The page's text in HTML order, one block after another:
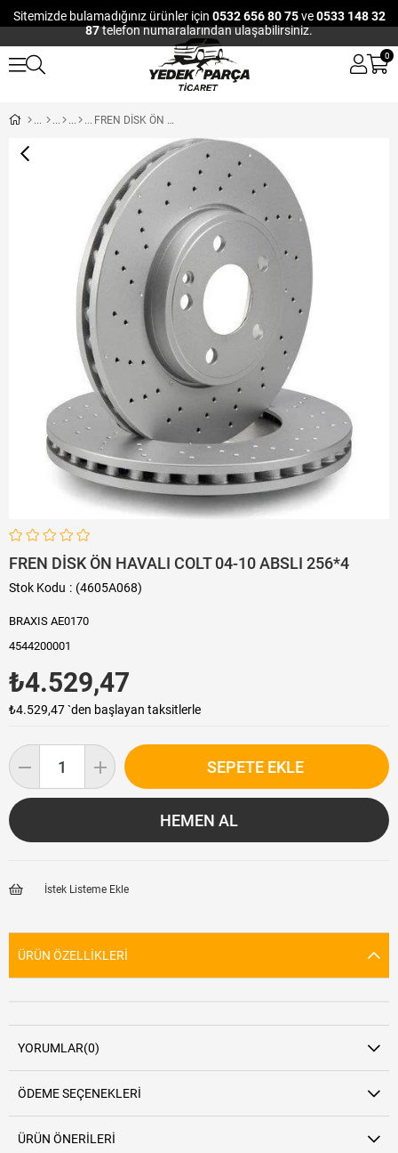
Sitemizde bulamadığınız ürünler için 0532 656 80 75ve0533 148 32
87telefon numaralarından ulaşabilirsiniz.
0
FREN DİSK ÖN HAVALI COLT 04-10 ABSLI 256*4
FREN DİSK ÖN HAVALI COLT 04-10 ABSLI 256*4
Stok Kodu (4605A068)
BRAXIS AE0170
4544200001
₺4.529,47
₺4.529,47`den başlayan taksitlerle
İstek Listeme Ekle
ÜRÜN ÖZELLIKLERI
YORUMLAR(0)
ÖDEME SEÇENEKLERI
ÜRÜN ÖNERILERI